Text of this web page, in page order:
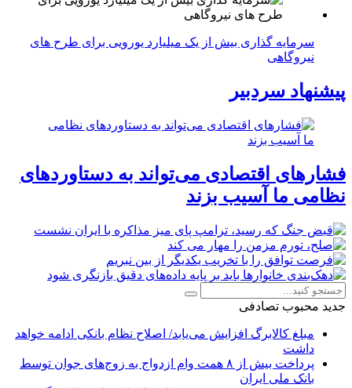
سرمایه گذاری بیش از یک میلیارد یورویی برای طرح های
نیروگاهی
پیشنهاد سردبیر
فشارهای اقتصادی می‌تواند به دستاوردهای
نظامی ما آسیب بزند
جدید محبوب تصادفی
مبلغ کالابرگ افزایش می‌یابد/ اصلاح نظام بانکی ادامه خواهد
داشت
پرداخت بیش از ۸ همت وام ازدواج به زوج‌های جوان توسط
بانک ملی ایران